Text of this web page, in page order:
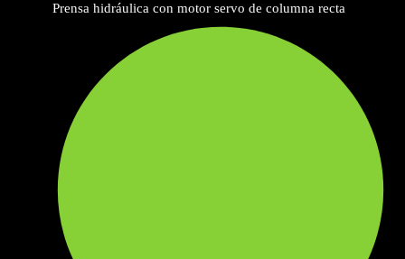
Prensa hidráulica con motor servo de columna recta